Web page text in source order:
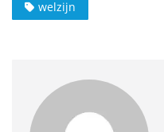
welzijn